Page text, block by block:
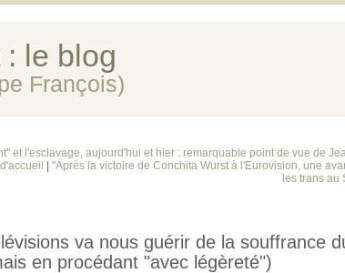
le blog
François)
et l'esclavage, aujourd'hui et hier : remarquable point de vue de
"Après la victoire de Conchita Wurst à l'Eurovision, une
les trans au
va nous guérir de la souffrance
en procédant "avec légèreté")